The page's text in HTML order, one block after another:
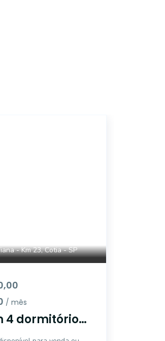
- Km 23, Cotia - SP
/ mês
4 dormitórios,
para